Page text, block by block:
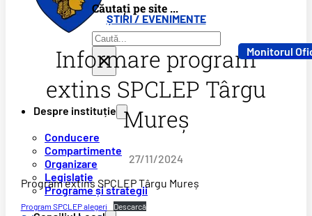
Căutați pe site ...
Caută
×
Despre instituție
Conducere
Compartimente
Organizare
Legislație
Programe și strategii
Monitorul
ȘTIRI / EVENIMENTE
Informare program
extins SPCLEP Târgu
Mureș
27/11/2024
Program extins SPCLEP Târgu Mureș
Program SPCLEP alegeri Descarcă